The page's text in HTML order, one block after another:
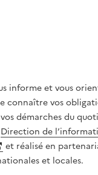
informe et vous
connaître vos
démarches du
Direction de
et réalisé en
et locales.